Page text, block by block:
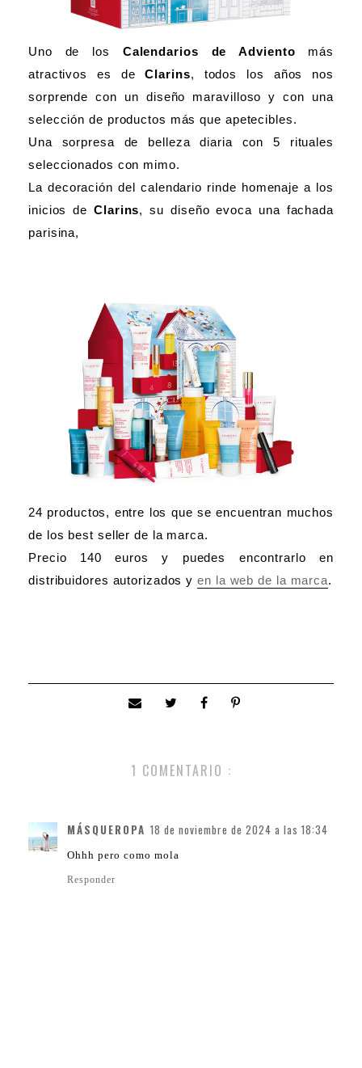
Uno de los Calendarios de Adviento más
atractivos es deClarins, todos los años nos
sorprende con un diseño maravilloso y con una
selección de productos más que apetecibles.
Una sorpresa de belleza diaria con 5 rituales
seleccionados con mimo.
La decoración del calendario rinde homenaje a los
inicios deClarins, su diseño evoca una fachada
parisina,
24 productos, entre los que se encuentran muchos
de los best seller de la marca.
Precio 140 euros y puedes encontrarlo en
distribuidores autorizados yen la web de la marca.
1 COMENTARIO :
MÁSQUEROPA 18 de noviembre de 2024 a las 18:34
Ohhh pero como mola
Responder